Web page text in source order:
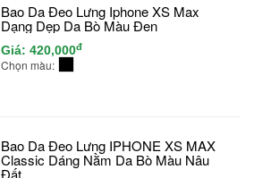
Bao Da Đeo Lưng Iphone XS Max
Dạng Dẹp Da Bò Màu Đen
Giá: 420,000đ
Chọn màu:
Bao Da Đeo Lưng IPHONE XS MAX
Classic Dáng Nằm Da Bò Màu Nâu
Đất